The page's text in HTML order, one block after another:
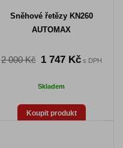
Sněhové řetězy KN260
AUTOMAX
2 000 Kč 1 747 Kčs DPH
Skladem
Koupit produkt